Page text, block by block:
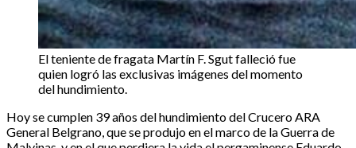
El teniente de fragata Martín F. Sgut falleció fue
quien logró las exclusivas imágenes del momento
del hundimiento.
Hoy se cumplen 39 años del hundimiento del Crucero ARA
General Belgrano, que se produjo en el marco de la Guerra de